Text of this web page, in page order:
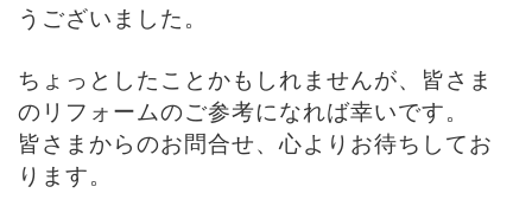
うございました。
ちょっとしたことかもしれませんが、皆さま
のリフォームのご参考になれば幸いです。
皆さまからのお問合せ、心よりお待ちしてお
ります。